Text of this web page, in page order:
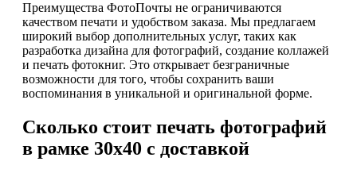
Преимущества ФотоПочты не ограничиваются
качеством печати и удобством заказа. Мы предлагаем
широкий выбор дополнительных услуг, таких как
разработка дизайна для фотографий, создание коллажей
и печать фотокниг. Это открывает безграничные
возможности для того, чтобы сохранить ваши
воспоминания в уникальной и оригинальной форме.
Сколько стоит печать фотографий
в рамке 30х40 с доставкой